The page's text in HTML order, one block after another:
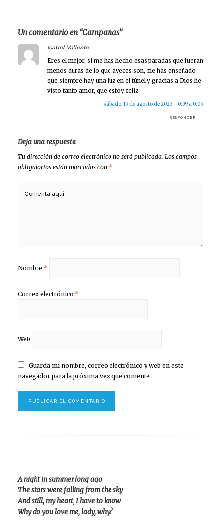
Un comentario en “Campanas”
Isabel Valientesays:
Eres el mejor, si me has hecho esas paradas que fueran
menos duras de lo que aveces son, me has enseñado
que siempre hay una luz en el túnel y gracias a Dios he
visto tanto amor, que estoy feliz
sábado, 19 de agosto de 2023 - 0:09 a 0:09
RESPONDER
Deja una respuesta
Tu dirección de correo electrónico no será publicada. Los campos
obligatorios están marcados con *
Nombre *
Correo electrónico *
Web
Guarda mi nombre, correo electrónico y web en este
navegador para la próxima vez que comente.
A night in summer long ago
The stars were falling from the sky
And still, my heart, I have to know
Why do you love me, lady, why?